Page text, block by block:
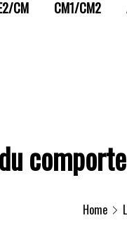
CM CM1/CM2
Home